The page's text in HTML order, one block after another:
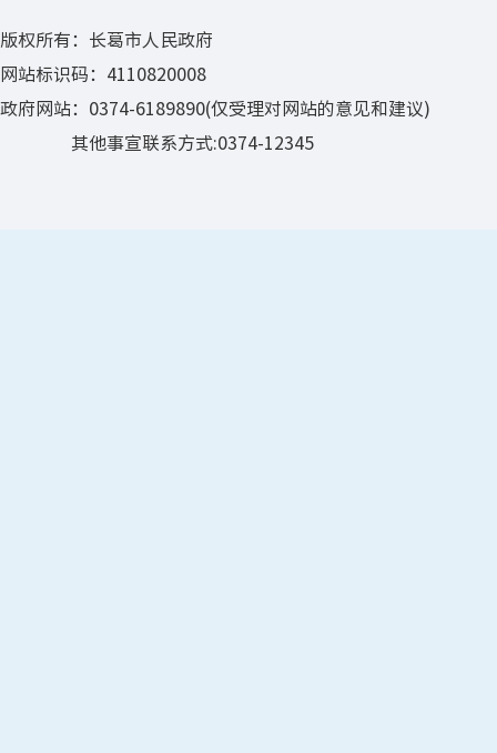
版权所有：长葛市人民政府
网站标识码：4110820008
政府网站：0374-6189890(仅受理对网站的意见和建议)
其他事宣联系方式:0374-12345